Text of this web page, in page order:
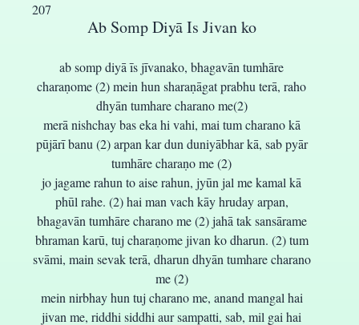
Ab Somp Diyā Is Jivan ko
ab somp diyā īs jīvanako, bhagavān tumhāre
charaṇome (2) mein hun sharaṇāgat prabhu terā, raho
dhyān tumhare charano me(2)
merā nishchay bas eka hi vahi, mai tum charano kā
pūjārī banu (2) arpan kar dun duniyābhar kā, sab pyār
tumhāre charaṇo me (2)
jo jagame rahun to aise rahun, jyūn jal me kamal kā
phūl rahe. (2) hai man vach kāy hruday arpan,
bhagavān tumhāre charano me (2) jahā tak sansārame
bhraman karū, tuj charaṇome jivan ko dharun. (2) tum
svāmi, main sevak terā, dharun dhyān tumhare charano
me (2)
mein nirbhay hun tuj charano me, anand mangal hai
jivan me, riddhi siddhi aur sampatti, sab, mil gai hai
207